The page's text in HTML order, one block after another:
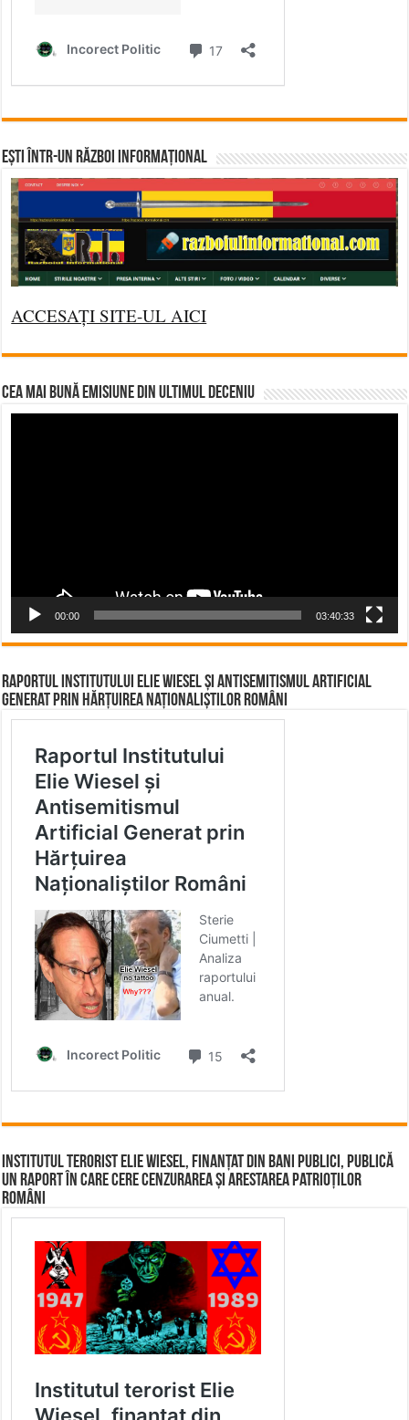
Ești într-un RĂZBOI INFORMAȚIONAL
ACCESAȚI SITE-UL AICI
CEA MAI BUNĂ EMISIUNE DIN ULTIMUL DECENIU
00:00 03:40:33
Raportul Institutului Elie Wiesel și Antisemitismul Artificial
Generat prin Hărțuirea Naționaliștilor Români
Institutul terorist Elie Wiesel, finanțat din bani publici, publică
un raport în care cere cenzurarea și arestarea patrioților
români